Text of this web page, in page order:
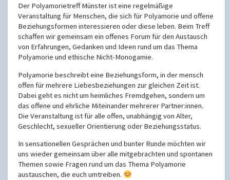
Der Polyamorietreff Münster ist eine regelmäßige
Veranstaltung für Menschen, die sich für Polyamorie und offene
Beziehungsformen interessieren oder diese leben. Beim Treff
schaffen wir gemeinsam ein offenes Forum für den Austausch
von Erfahrungen, Gedanken und Ideen rund um das Thema
Polyamorie und ethische Nicht-Monogamie.
Polyamorie beschreibt eine Beziehungsform, in der mensch
offen für mehrere Liebesbeziehungen zur gleichen Zeit ist.
Dabei geht es nicht um heimliches Fremdgehen, sondern um
das offene und ehrliche Miteinander mehrerer Partner:innen.
Die Veranstaltung ist für alle offen, unabhängig von Alter,
Geschlecht, sexueller Orientierung oder Beziehungsstatus.
In sensationellen Gesprächen und bunter Runde möchten wir
uns wieder gemeinsam über alle mitgebrachten und spontanen
Themen sowie Fragen rund um das Thema Polyamorie
austauschen, die euch umtreiben.